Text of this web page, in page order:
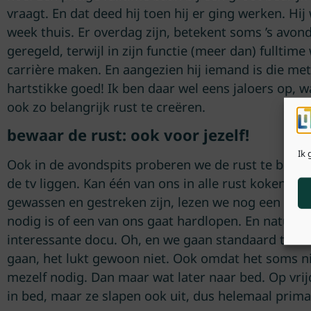
Ik
vraagt. En dat deed hij toen hij er ging werken.
week thuis. Er overdag zijn, betekent soms ’s
geregeld, terwijl in zijn functie (meer dan)
carrière maken. En aangezien hij iemand is die
hartstikke goed! Ik ben daar wel eens jaloers op,
ook zo belangrijk rust te creëren.
bewaar de rust: ook voor jezelf!
Ook in de avondspits proberen we de rust te
de tv liggen. Kan één van ons in alle rust koken.
gewassen en gestreken zijn, lezen we nog een
nodig is of een van ons gaat hardlopen. En
interessante docu. Oh, en we gaan standaard te
gaan, het lukt gewoon niet. Ook omdat het soms
mezelf nodig. Dan maar wat later naar bed. Op
in bed, maar ze slapen ook uit, dus helemaal